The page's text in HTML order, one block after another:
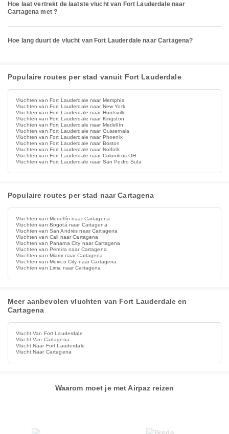
Hoe laat vertrekt de laatste vlucht van Fort Lauderdale naar
Cartagena met ?
Hoe lang duurt de vlucht van Fort Lauderdale naar Cartagena?
Populaire routes per stad vanuit Fort Lauderdale
Vluchten van Fort Lauderdale naar Memphis
Vluchten van Fort Lauderdale naar New York
Vluchten van Fort Lauderdale naar Huntsville
Vluchten van Fort Lauderdale naar Kingston
Vluchten van Fort Lauderdale naar Medellín
Vluchten van Fort Lauderdale naar Guatemala
Vluchten van Fort Lauderdale naar Phoenix
Vluchten van Fort Lauderdale naar Boston
Vluchten van Fort Lauderdale naar Norfolk
Vluchten van Fort Lauderdale naar Columbus OH
Vluchten van Fort Lauderdale naar San Pedro Sula
Populaire routes per stad naar Cartagena
Vluchten van Medellín naar Cartagena
Vluchten van Bogotá naar Cartagena
Vluchten van San Andrés naar Cartagena
Vluchten van Cali naar Cartagena
Vluchten van Panama City naar Cartagena
Vluchten van Pereira naar Cartagena
Vluchten van Miami naar Cartagena
Vluchten van Mexico City naar Cartagena
Vluchten van Lima naar Cartagena
Meer aanbevolen vluchten van Fort Lauderdale en
Cartagena
Vlucht Van Fort Lauderdale
Vlucht Van Cartagena
Vlucht Naar Fort Lauderdale
Vlucht Naar Cartagena
Waarom moet je met Airpaz reizen